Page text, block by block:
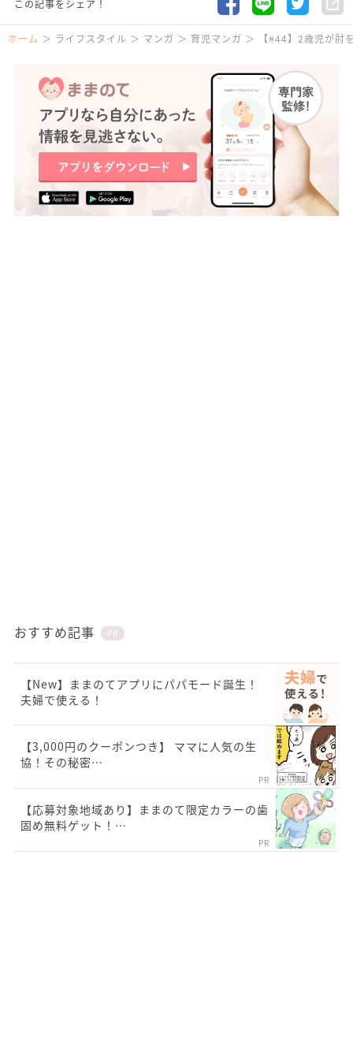
この記事をシェア！
ホーム ライフスタイル マンガ 育児マンガ 【#44】2歳児が
おすすめ記事 PR
【New】ままのてアプリにパパモード誕生！
夫婦で使える！
【3,000円のクーポンつき】 ママに人気の生
協！その秘密…
PR
【応募対象地域あり】ままのて限定カラーの歯
固め無料ゲット！…
PR